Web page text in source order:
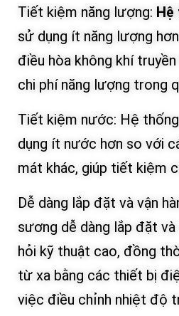
Tiết kiệm năng lượng: Hệ
sử dụng ít năng lượng
điều hòa không khí
chi phí năng lượng trong
Tiết kiệm nước: Hệ
dụng ít nước hơn so với
mát khác, giúp tiết kiệm
Dễ dàng lắp đặt và vận
sương dễ dàng lắp đặt và
hỏi kỹ thuật cao, đồng
từ xa bằng các thiết bị
việc điều chỉnh nhiệt độ